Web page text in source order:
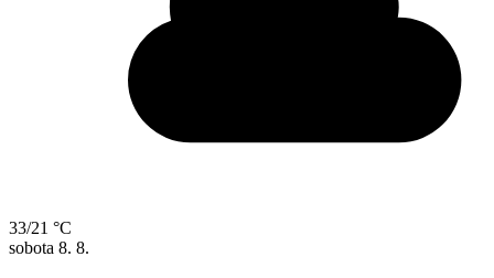
33/21 °C
sobota 8. 8.